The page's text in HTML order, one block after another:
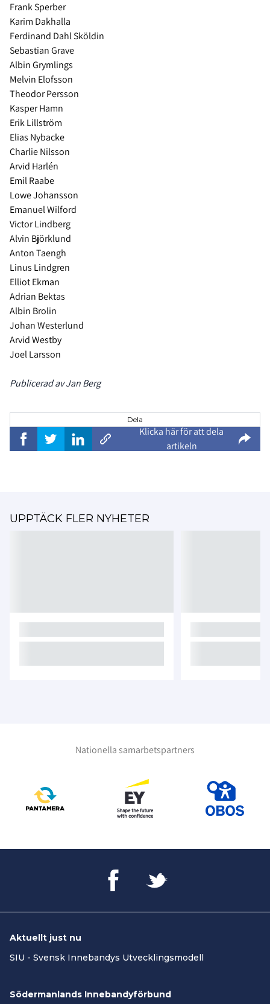
Frank Sperber
Karim Dakhalla
Ferdinand Dahl Sköldin
Sebastian Grave
Albin Grymlings
Melvin Elofsson
Theodor Persson
Kasper Hamn
Erik Lillström
Elias Nybacke
Charlie Nilsson
Arvid Harlén
Emil Raabe
Lowe Johansson
Emanuel Wilford
Victor Lindberg
Alvin Björklund
Anton Taengh
Linus Lindgren
Elliot Ekman
Adrian Bektas
Albin Brolin
Johan Westerlund
Arvid Westby
Joel Larsson
Publicerad av Jan Berg
Dela
Klicka här för att dela
artikeln
UPPTÄCK FLER NYHETER
Nationella samarbetspartners
Aktuellt just nu
SIU - Svensk Innebandys Utvecklingsmodell
Södermanlands Innebandyförbund